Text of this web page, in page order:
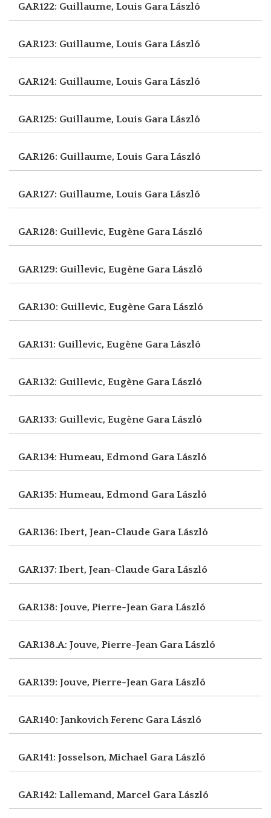
GAR122: Guillaume, Louis Gara László
GAR123: Guillaume, Louis Gara László
GAR124: Guillaume, Louis Gara László
GAR125: Guillaume, Louis Gara László
GAR126: Guillaume, Louis Gara László
GAR127: Guillaume, Louis Gara László
GAR128: Guillevic, Eugène Gara László
GAR129: Guillevic, Eugène Gara László
GAR130: Guillevic, Eugène Gara László
GAR131: Guillevic, Eugène Gara László
GAR132: Guillevic, Eugène Gara László
GAR133: Guillevic, Eugène Gara László
GAR134: Humeau, Edmond Gara László
GAR135: Humeau, Edmond Gara László
GAR136: Ibert, Jean-Claude Gara László
GAR137: Ibert, Jean-Claude Gara László
GAR138: Jouve, Pierre-Jean Gara László
GAR138.A: Jouve, Pierre-Jean Gara László
GAR139: Jouve, Pierre-Jean Gara László
GAR140: Jankovich Ferenc Gara László
GAR141: Josselson, Michael Gara László
GAR142: Lallemand, Marcel Gara László